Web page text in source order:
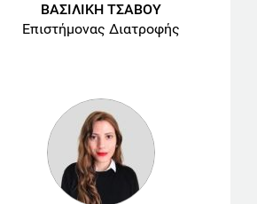
ΒΑΣΙΛΙΚΗ ΤΣΑΒΟΥ
Επιστήμονας Διατροφής